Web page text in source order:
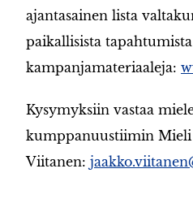
ajantasainen lista
paikallisista tapahtumista
kampanjamateriaaleja:
Kysymyksiin vastaa
kumppanuustiimin Mieli
Viitanen: